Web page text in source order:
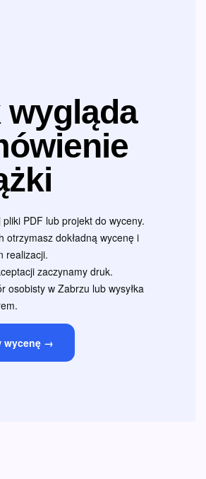
wygląda
pliki PDF lub projekt do wyceny.
otrzymasz dokładną wycenę i
realizacji.
zaczynamy druk.
osobisty w Zabrzu lub wysyłka
wycenę →